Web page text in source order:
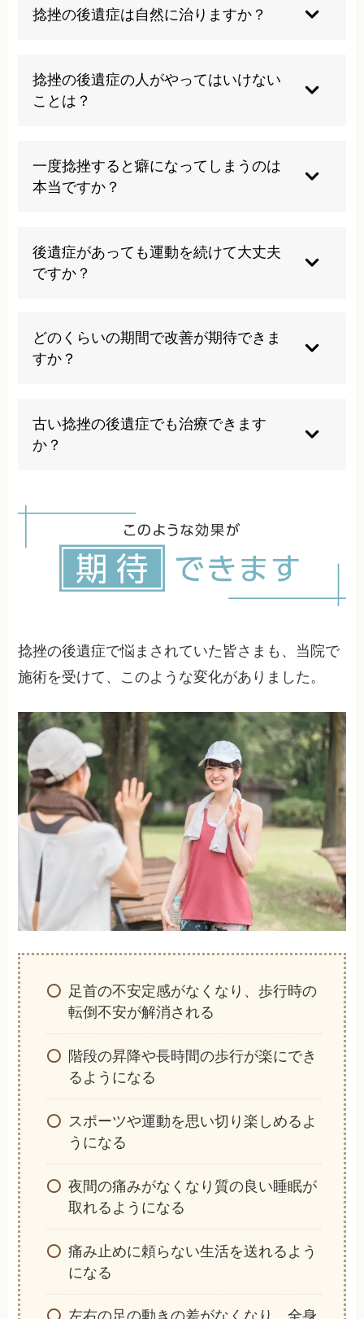
捻挫の後遺症は自然に治りますか？
靭帯や癒着した組織は適切な治療なしには改善せ
ず、むしろ悪化する可能性があります。早期の専
捻挫の後遺症の人がやってはいけない
ことは？
チ、長時間の同一姿勢は避けるべきです。また自
己判断での放置は症状悪化につながるため注意が
必要です。
一度捻挫すると癖になってしまうのは
本当ですか？
し、足首の安定性が損なわれるため捻挫を繰り返
しやすくなります。初回の適切な治療とリハビリ
が重要です。
後遺症があっても運動を続けて大丈夫
ですか？
の状態を適切に評価し、段階的な運動プログラム
を実施することで安全に運動復帰することが可能
です。
どのくらいの期間で改善が期待できま
すか？
治療により数週間から数ヶ月で改善が期待できま
す。重要なのは根気よく継続的な治療を受けるこ
古い捻挫の後遺症でも治療できます
か？
改善が期待できます。時間が経過していても諦め
ずに、まずは専門家にご相談ください。
捻挫の後遺症で悩まされていた皆さまも、当院で
施術を受けて、このような変化がありました。
足首の不安定感がなくなり、歩行時の
転倒不安が解消される
階段の昇降や長時間の歩行が楽にでき
るようになる
スポーツや運動を思い切り楽しめるよ
うになる
夜間の痛みがなくなり質の良い睡眠が
取れるようになる
痛み止めに頼らない生活を送れるよう
になる